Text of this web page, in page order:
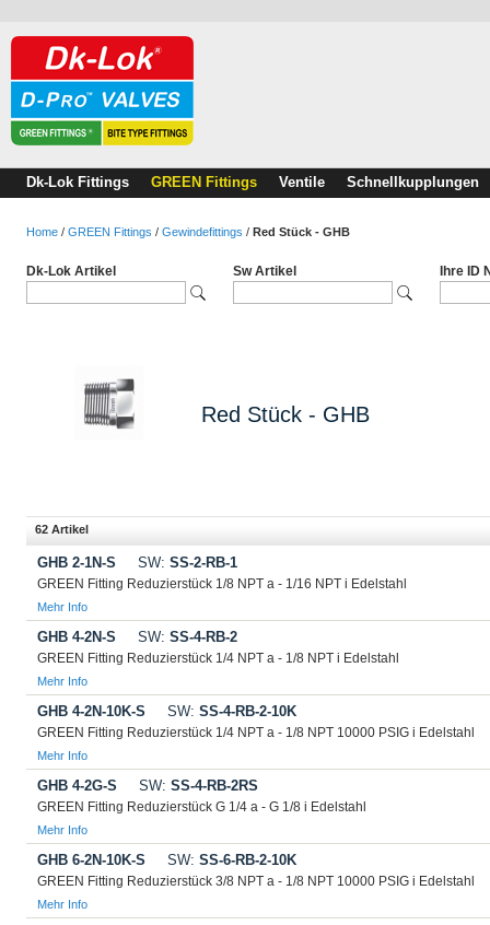
Dk-Lok Fittings GREEN Fittings Ventile Schnellkupplungen
Home / GREEN Fittings / Gewindefittings / Red Stück - GHB
Dk-Lok Artikel Sw Artikel Ihre ID
Red Stück - GHB
62 Artikel
GHB 2-1N-S SW: SS-2-RB-1
GREEN Fitting Reduzierstück 1/8 NPT a - 1/16 NPT i Edelstahl
Mehr Info
GHB 4-2N-S SW: SS-4-RB-2
GREEN Fitting Reduzierstück 1/4 NPT a - 1/8 NPT i Edelstahl
Mehr Info
GHB 4-2N-10K-S SW: SS-4-RB-2-10K
GREEN Fitting Reduzierstück 1/4 NPT a - 1/8 NPT 10000 PSIG i Edelstahl
Mehr Info
GHB 4-2G-S SW: SS-4-RB-2RS
GREEN Fitting Reduzierstück G 1/4 a - G 1/8 i Edelstahl
Mehr Info
GHB 6-2N-10K-S SW: SS-6-RB-2-10K
GREEN Fitting Reduzierstück 3/8 NPT a - 1/8 NPT 10000 PSIG i Edelstahl
Mehr Info